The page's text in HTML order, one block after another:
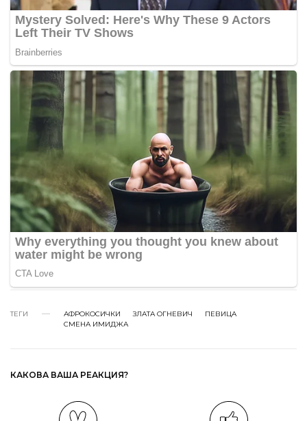
ТЕГИ АФРОКОСИЧКИ ЗЛАТА ОГНЕВИЧ
ПЕВИЦА
СМЕНА ИМИДЖА
КАКОВА ВАША РЕАКЦИЯ?